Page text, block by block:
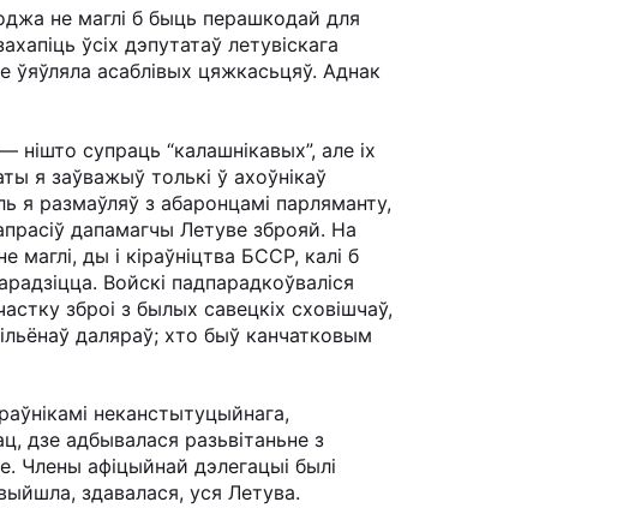
не маглі б быць перашкодай для
ўсіх дэпутатаў летувіскага
ўяўляла асаблівых цяжкасьцяў. Аднак
супраць “калашнікавых”, але іх
я заўважыў толькі ў ахоўнікаў
я размаўляў з абаронцамі парляманту,
дапамагчы Летуве зброяй. На
ды і кіраўніцтва БССР, калі б
Войскі падпарадкоўваліся
зброі з былых савецкіх сховішчаў,
даляраў; хто быў канчатковым
неканстытуцыйнага,
дзе адбывалася разьвітаньне з
Члены афіцыйнай дэлегацыі былі
здавалася, уся Летува.